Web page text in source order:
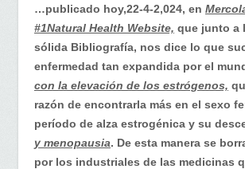
sus
nuevas
acepciones
sobre
su
origen,
tema
importante…
…publicado hoy,22-4-2,024, en
#1Natural Health Website, que junto a
sólida Bibliografía, nos dice lo que
enfermedad tan expandida por el
con la elevación de los estrógenos,
razón de encontrarla más en el sexo
período de alza estrogénica y su
y menopausia. De esta manera se
por los industriales de las medicinas